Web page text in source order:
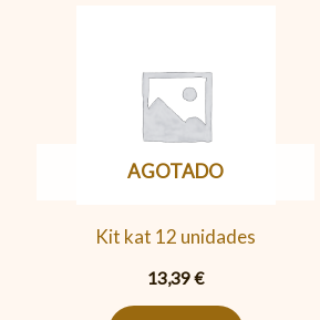
AGOTADO
Kit kat 12 unidades
13,39€